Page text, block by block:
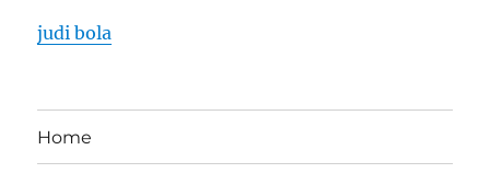
judi bola
Home